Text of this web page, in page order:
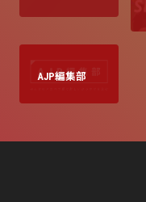
AJP編集部